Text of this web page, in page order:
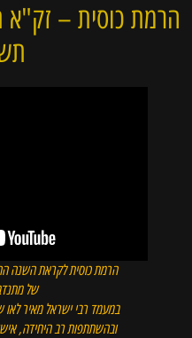
הרמת כוסית –
הרמת כוסית לקראת השנה
של
במעמד רבי ישראל מאיר לאו
ובהשתתפות רב היחידה,